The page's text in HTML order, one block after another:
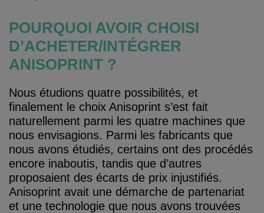
POURQUOI AVOIR CHOISI
D’ACHETER/INTÉGRER
ANISOPRINT ?
Nous étudions quatre possibilités, et
finalement le choix Anisoprint s’est fait
naturellement parmi les quatre machines que
nous envisagions. Parmi les fabricants que
nous avons étudiés, certains ont des procédés
encore inaboutis, tandis que d’autres
proposaient des écarts de prix injustifiés.
Anisoprint avait une démarche de partenariat
et une technologie que nous avons trouvées